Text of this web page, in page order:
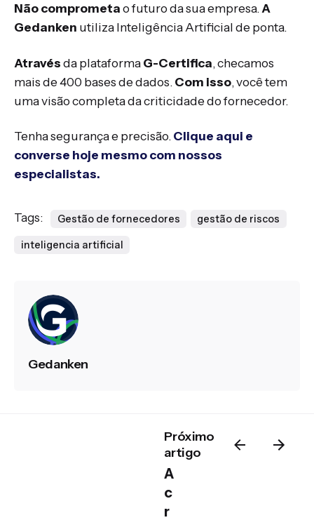
Não comprometao futuro da sua empresa. A
Gedanken utiliza Inteligência Artificial de ponta.
Atravésda plataformaG-Certifica, checamos
mais de 400 bases de dados. Com isso, você tem
uma visão completa da criticidade do fornecedor.
Tenha segurança e precisão. Clique aqui e
converse hoje mesmo com nossos
especialistas.
Tags: Gestão de fornecedores gestão de riscos
inteligencia artificial
Gedanken
Próximo
artigo
A
c
r